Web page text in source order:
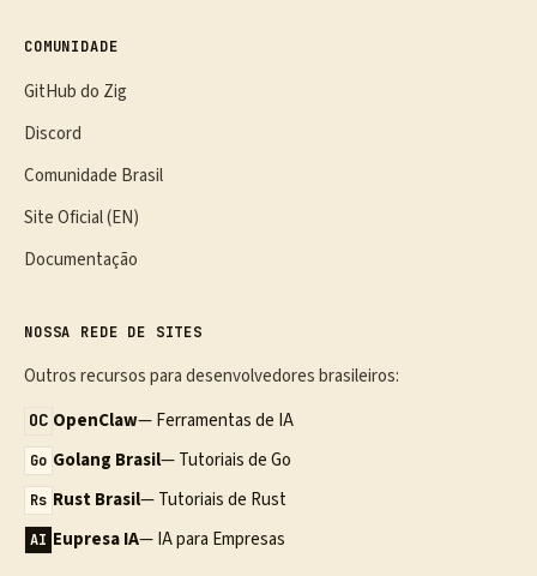
COMUNIDADE
GitHub do Zig
Discord
Comunidade Brasil
Site Oficial (EN)
Documentação
NOSSA REDE DE SITES
Outros recursos para desenvolvedores brasileiros:
OC OpenClaw— Ferramentas de IA
Go Golang Brasil— Tutoriais de Go
Rs Rust Brasil— Tutoriais de Rust
AI Eupresa IA— IA para Empresas